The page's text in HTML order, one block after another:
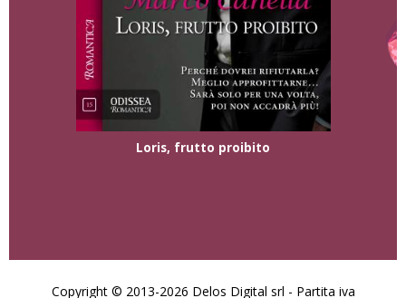
Loris, frutto proibito
Copyright © 2013-2026 Delos Digital srl - Partita iva